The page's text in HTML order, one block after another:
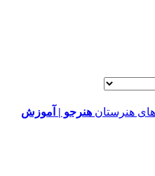
هنرجو | آموزش